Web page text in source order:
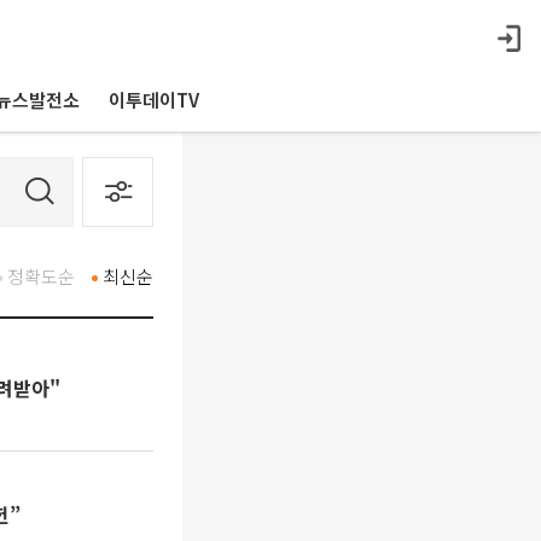
스발전소 이투데이TV
최신순
정확도순
받아"
”